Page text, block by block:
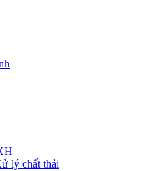
lý chất thải